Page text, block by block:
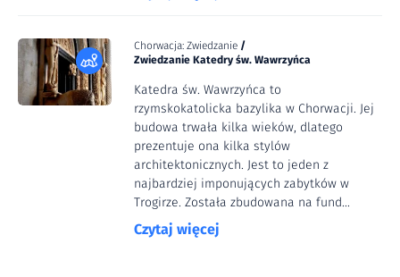
Chorwacja: Zwiedzanie /
Zwiedzanie Katedry św. Wawrzyńca
Katedra św. Wawrzyńca to
rzymskokatolicka bazylika w Chorwacji. Jej
budowa trwała kilka wieków, dlatego
prezentuje ona kilka stylów
architektonicznych. Jest to jeden z
najbardziej imponujących zabytków w
Trogirze. Została zbudowana na fund...
Czytaj więcej